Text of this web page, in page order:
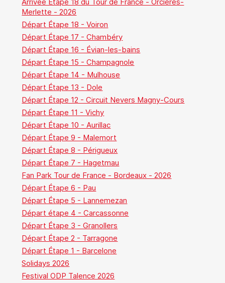
Arrivée Étape 18 du Tour de France - Orcières-
Merlette - 2026
Départ Étape 18 - Voiron
Départ Étape 17 - Chambéry
Départ Étape 16 - Évian-les-bains
Départ Étape 15 - Champagnole
Départ Étape 14 - Mulhouse
Départ Étape 13 - Dole
Départ Étape 12 - Circuit Nevers Magny-Cours
Départ Étape 11 - Vichy
Départ Étape 10 - Aurillac
Départ Étape 9 - Malemort
Départ Étape 8 - Périgueux
Départ Étape 7 - Hagetmau
Fan Park Tour de France - Bordeaux - 2026
Départ Étape 6 - Pau
Départ Étape 5 - Lannemezan
Départ étape 4 - Carcassonne
Départ Étape 3 - Granollers
Départ Étape 2 - Tarragone
Départ Étape 1 - Barcelone
Solidays 2026
Festival ODP Talence 2026